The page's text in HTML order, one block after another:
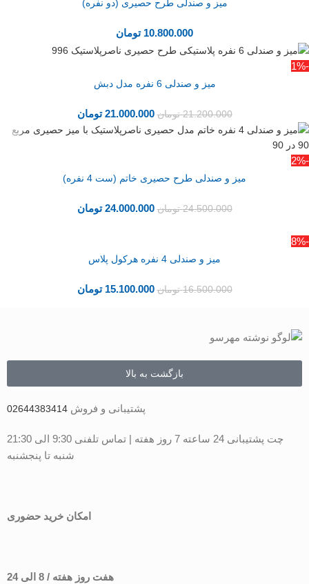
میز و صندلی طرح حصیری (دو نفره)
10.800.000 تومان
-1%
میز و صندلی 6 نفره مدل دبش
21.200.000 تومان 21.000.000 تومان
-2%
میز و صندلی طرح حصیری خاتم (ست 4 نفره)
24.500.000 تومان 24.000.000 تومان
-8%
میز و صندلی 4 نفره هرکول پلاس
16.500.000 تومان 15.100.000 تومان
بازگشت به بالا
پشتیبانی و فروش 02644383414
چت پشتیبانی 24 ساعته 7 روز هفته | تماس تلفنی 9:30 الی 21:30
شنبه تا پنجشنبه
امکان خرید حضوری
هفت روز هفته / 8 الی 24